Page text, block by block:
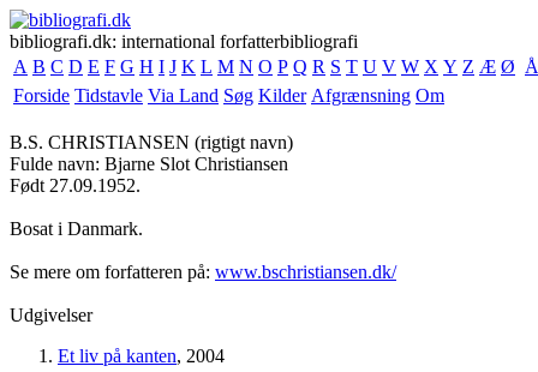
bibliografi.dk: international forfatterbibliografi
A B C D E F G H I J K L M N O P Q R S T U V W X Y Z Æ Ø Å
Forside Tidstavle Via Land Søg Kilder Afgrænsning Om
B.S. CHRISTIANSEN (rigtigt navn)
Fulde navn: Bjarne Slot Christiansen
Født 27.09.1952.
Bosat i Danmark.
Se mere om forfatteren på: www.bschristiansen.dk/
Udgivelser
Et liv på kanten, 2004